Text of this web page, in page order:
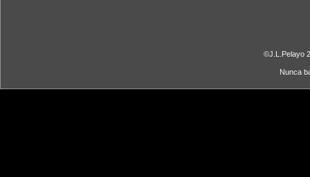
©J.L.Pelayo
Nunca